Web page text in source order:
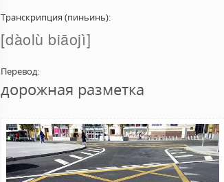
Транскрипция (пиньинь):
dàolù biāojì
Перевод:
дорожная разметка